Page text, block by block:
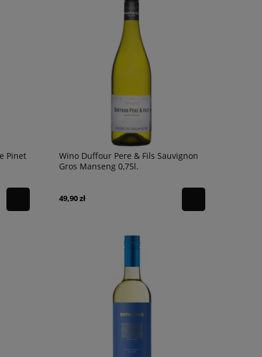
Pinet
Wino Duffour Pere & Fils Sauvignon
Gros Manseng 0,75l.
49,90 zł